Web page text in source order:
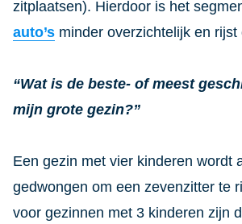
zitplaatsen). Hierdoor is het
auto’s minder overzichtelijk en rijst
“Wat is de beste- of meest
mijn grote gezin?”
Een gezin met vier kinderen wordt
gedwongen om een zevenzitter te
voor gezinnen met 3 kinderen zijn